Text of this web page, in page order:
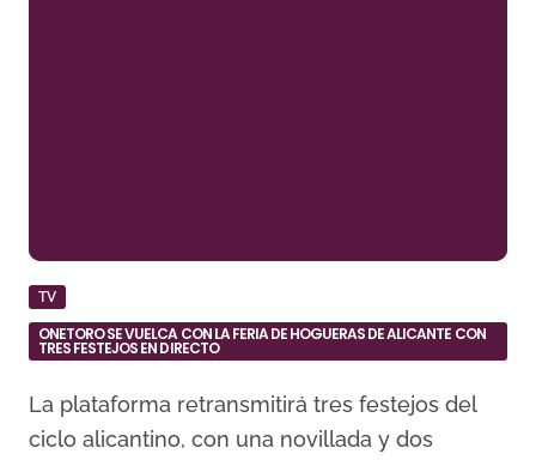
TV
ONETORO SE VUELCA CON LA FERIA DE HOGUERAS DE ALICANTE CON
TRES FESTEJOS EN DIRECTO
La plataforma retransmitirá tres festejos del
ciclo alicantino, con una novillada y dos